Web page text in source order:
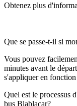
Obtenez plus
Que se passe-t-il si
Vous pouvez
minutes avant le
s'appliquer en
Quel est le processus
bus Blablacar?